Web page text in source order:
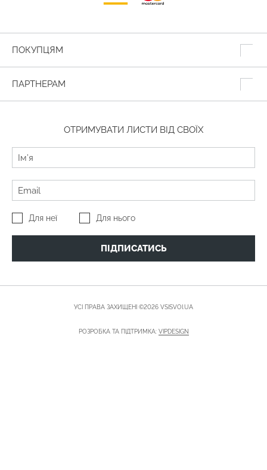
ПОКУПЦЯМ
ПАРТНЕРАМ
ОТРИМУВАТИ ЛИСТИ ВІД СВОЇХ
Для неї Для нього
ПІДПИСАТИСЬ
УСІ ПРАВА ЗАХИЩЕНІ ©2026 VSISVOI.UA
РОЗРОБКА ТА ПІДТРИМКА: VIPDESIGN